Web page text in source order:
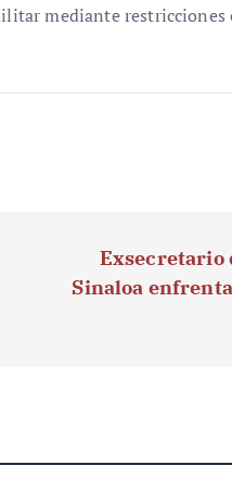
mediante restricciones
Exsecretario
Sinaloa